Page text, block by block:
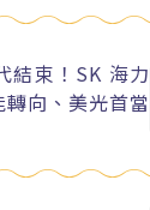
結束！SK 海力
向、美光首當